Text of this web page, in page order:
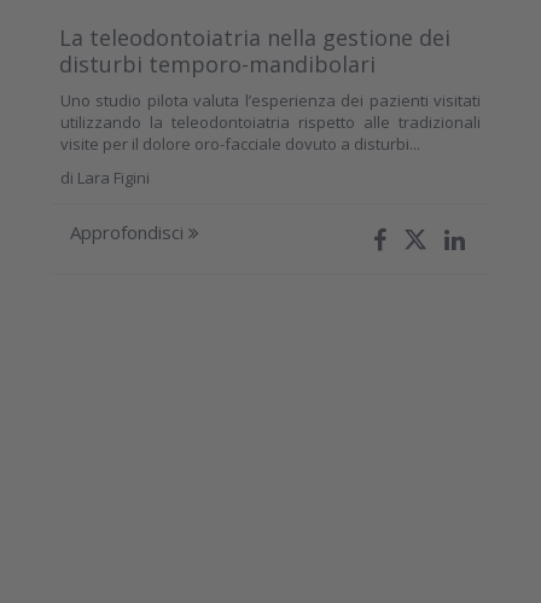
La teleodontoiatria nella gestione dei
disturbi temporo-mandibolari
Uno studio pilota valuta l’esperienza dei pazienti visitati
utilizzando la teleodontoiatria rispetto alle tradizionali
visite per il dolore oro-facciale dovuto a disturbi...
di Lara Figini
Approfondisci